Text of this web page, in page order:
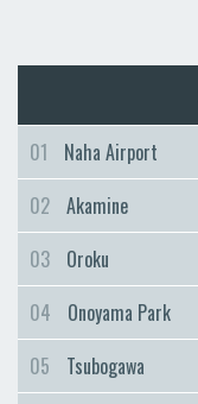
01
Naha Airport
02 Akamine
03
Oroku
04
Onoyama Park
05
Tsubogawa